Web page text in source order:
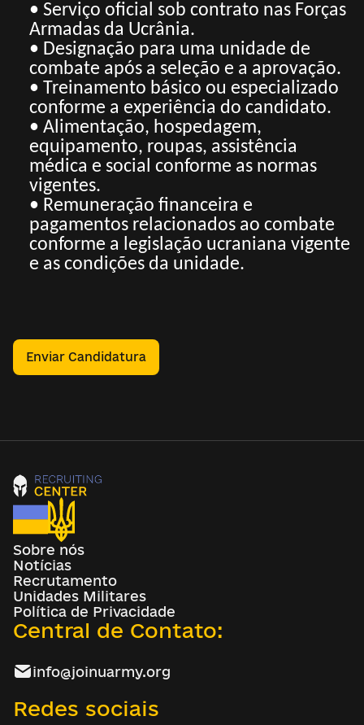
• Serviço oficial sob contrato nas Forças
Armadas da Ucrânia.
• Designação para uma unidade de
combate após a seleção e a aprovação.
• Treinamento básico ou especializado
conforme a experiência do candidato.
• Alimentação, hospedagem,
equipamento, roupas, assistência
médica e social conforme as normas
vigentes.
• Remuneração financeira e
pagamentos relacionados ao combate
conforme a legislação ucraniana vigente
e as condições da unidade.
Enviar Candidatura
Sobre nós
Notícias
Recrutamento
Unidades Militares
Política de Privacidade
Central de Contato:
info@joinuarmy.org
Redes sociais